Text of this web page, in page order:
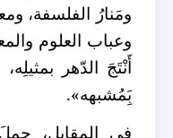
ومَنارُ الفلسفة،
وعباب العلوم
أَنْتَجَ الدّهر
بَِمُشبهه».
في المقابل،